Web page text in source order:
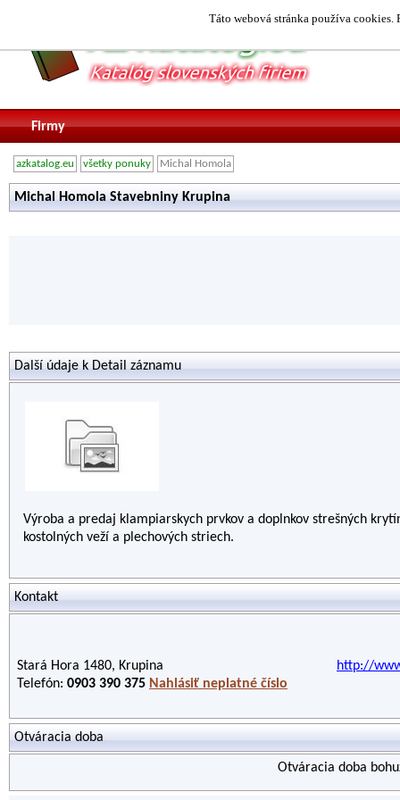
Táto webová stránka používa
Firmy
azkatalog.eu všetky ponuky Michal Homola
Michal Homola Stavebniny Krupina
Další údaje k Detail záznamu
Výroba a predaj klampiarskych prvkov a doplnkov strešných
kostolných veží a plechových striech.
Kontakt
Stará Hora 1480, Krupina
Telefón: 0903 390 375 Nahlásiť neplatné číslo
http://
Otváracia doba
Otváracia doba